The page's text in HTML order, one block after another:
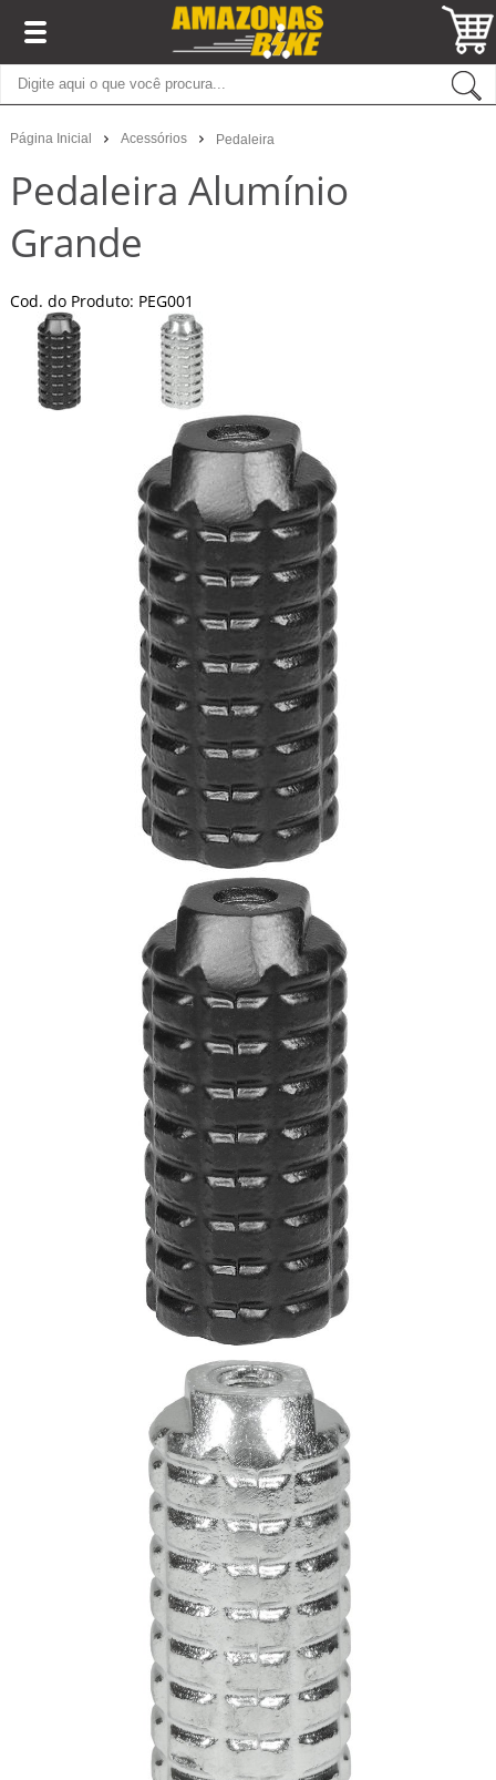
Página Inicial Acessórios Pedaleira
Pedaleira Alumínio
Grande
Cod. do Produto: PEG001